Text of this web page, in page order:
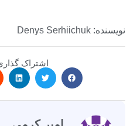
نویسنده: Denys Serhiichuk
اشتراک